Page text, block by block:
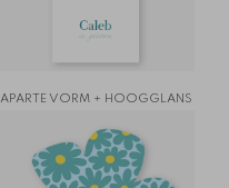
APARTE VORM + HOOGGLANS